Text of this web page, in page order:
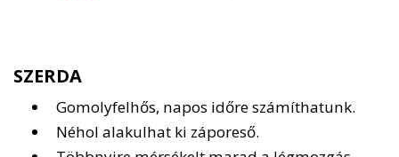
SZERDA
Gomolyfelhős, napos időre számíthatunk.
Néhol alakulhat ki záporeső.